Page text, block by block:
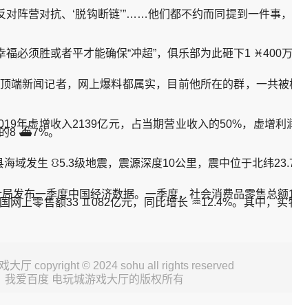
营对抗、‘脱钩断链’”……他们都不约而同提到一件事，
须胜或者平才能确保“冲超”，俱乐部为此砸下1 ♓400
闻记者，网上爆料都属实，目前他所在的群，一共被
虚增收入2139亿元，占当期营业收入的50%，虚增利
的8 ⛴7%。
发生 ⛻5.3级地震，震源深度10公里，震中位于北纬
布一季度中国经济数据。一季度，社会消费品零售总
上零售额33 ♊082亿元，同比增长 ♒12.4%。其中，
大厅 copyright © 2024 sohu all rights reserved
我爱百度 电玩城游戏大厅的版权所有